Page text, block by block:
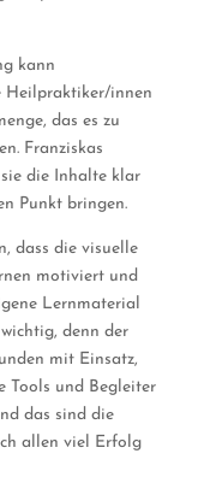
kann
Heilpraktiker/innen
das es zu
Franziskas
die Inhalte klar
Punkt bringen.
dass die visuelle
motiviert und
Lernmaterial
denn der
mit Einsatz,
Tools und Begleiter
das sind die
allen viel Erfolg